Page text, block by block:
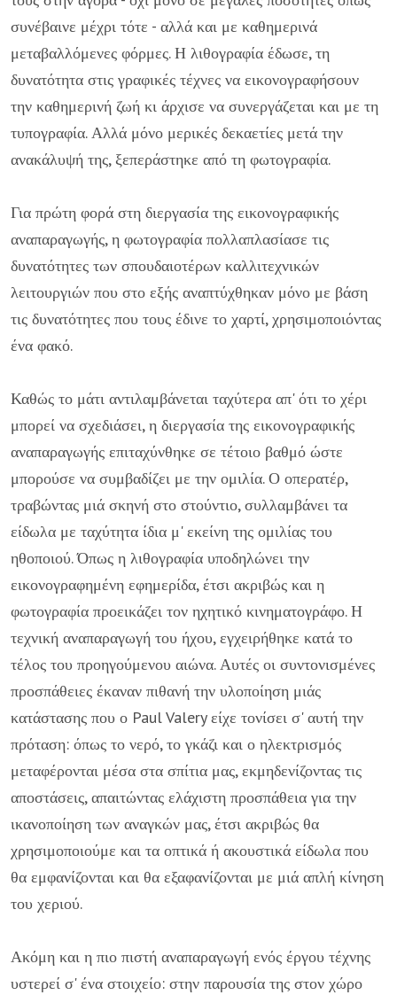
συνέβαινε μέχρι τότε - αλλά και με καθημερινά
μεταβαλλόμενες φόρμες. Η λιθογραφία έδωσε, τη
δυνατότητα στις γραφικές τέχνες να εικονογραφήσουν
την καθημερινή ζωή κι άρχισε να συνεργάζεται και με τη
τυπογραφία. Αλλά μόνο μερικές δεκαετίες μετά την
ανακάλυψή της, ξεπεράστηκε από τη φωτογραφία.
Για πρώτη φορά στη διεργασία της εικονογραφικής
αναπαραγωγής, η φωτογραφία πολλαπλασίασε τις
δυνατότητες των σπουδαιοτέρων καλλιτεχνικών
λειτουργιών που στο εξής αναπτύχθηκαν μόνο με βάση
τις δυνατότητες που τους έδινε το χαρτί, χρησιμοποιόντας
ένα φακό.
Καθώς το μάτι αντιλαμβάνεται ταχύτερα απ' ότι το χέρι
μπορεί να σχεδιάσει, η διεργασία της εικονογραφικής
αναπαραγωγής επιταχύνθηκε σε τέτοιο βαθμό ώστε
μπορούσε να συμβαδίζει με την ομιλία. Ο οπερατέρ,
τραβώντας μιά σκηνή στο στούντιο, συλλαμβάνει τα
είδωλα με ταχύτητα ίδια μ' εκείνη της ομιλίας του
ηθοποιού. Όπως η λιθογραφία υποδηλώνει την
εικονογραφημένη εφημερίδα, έτσι ακριβώς και η
φωτογραφία προεικάζει τον ηχητικό κινηματογράφο. Η
τεχνική αναπαραγωγή του ήχου, εγχειρήθηκε κατά το
τέλος του προηγούμενου αιώνα. Αυτές οι συντονισμένες
προσπάθειες έκαναν πιθανή την υλοποίηση μιάς
κατάστασης που ο Paul Valery είχε τονίσει σ' αυτή την
πρόταση: όπως το νερό, το γκάζι και ο ηλεκτρισμός
μεταφέρονται μέσα στα σπίτια μας, εκμηδενίζοντας τις
αποστάσεις, απαιτώντας ελάχιστη προσπάθεια για την
ικανοποίηση των αναγκών μας, έτσι ακριβώς θα
χρησιμοποιούμε και τα οπτικά ή ακουστικά είδωλα που
θα εμφανίζονται και θα εξαφανίζονται με μιά απλή κίνηση
του χεριού.
Ακόμη και η πιο πιστή αναπαραγωγή ενός έργου τέχνης
υστερεί σ' ένα στοιχείο: στην παρουσία της στον χώρο